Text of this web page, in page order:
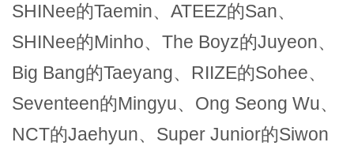
SHINee的Taemin、ATEEZ的San、
SHINee的Minho、The Boyz的Juyeon、
Big Bang的Taeyang、RIIZE的Sohee、
Seventeen的Mingyu、Ong Seong Wu、
NCT的Jaehyun、Super Junior的Siwon